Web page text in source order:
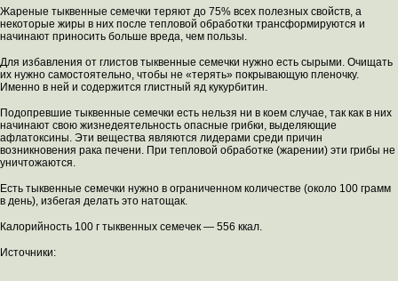
Жареные тыквенные семечки теряют до 75% всех полезных свойств, а
некоторые жиры в них после тепловой обработки трансформируются и
начинают приносить больше вреда, чем пользы.
Для избавления от глистов тыквенные семечки нужно есть сырыми. Очищать
их нужно самостоятельно, чтобы не «терять» покрывающую пленочку.
Именно в ней и содержится глистный яд кукурбитин.
Подопревшие тыквенные семечки есть нельзя ни в коем случае, так как в них
начинают свою жизнедеятельность опасные грибки, выделяющие
афлатоксины. Эти вещества являются лидерами среди причин
возникновения рака печени. При тепловой обработке (жарении) эти грибы не
уничтожаются.
Есть тыквенные семечки нужно в ограниченном количестве (около 100 грамм
в день), избегая делать это натощак.
Калорийность 100 г тыквенных семечек — 556 ккал.
Источники: